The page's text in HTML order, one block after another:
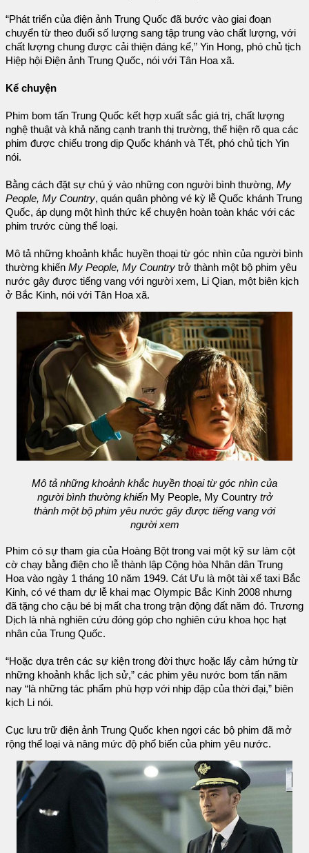
“Phát triển của điện ảnh Trung Quốc đã bước vào giai đoạn
chuyển từ theo đuổi số lượng sang tập trung vào chất lượng, với
chất lượng chung được cải thiện đáng kể,” Yin Hong, phó chủ tịch
Hiệp hội Điện ảnh Trung Quốc, nói với Tân Hoa xã.
Kể chuyện
Phim bom tấn Trung Quốc kết hợp xuất sắc giá trị, chất lượng
nghệ thuật và khả năng cạnh tranh thị trường, thể hiện rõ qua các
phim được chiếu trong dịp Quốc khánh và Tết, phó chủ tịch Yin
nói.
Bằng cách đặt sự chú ý vào những con người bình thường, My
People, My Country, quán quân phòng vé kỳ lễ Quốc khánh Trung
Quốc, áp dụng một hình thức kể chuyện hoàn toàn khác với các
phim trước cùng thể loại.
Mô tả những khoảnh khắc huyền thoại từ góc nhìn của người bình
thường khiến My People, My Country trở thành một bộ phim yêu
nước gây được tiếng vang với người xem, Li Qian, một biên kịch
ở Bắc Kinh, nói với Tân Hoa xã.
Mô tả những khoảnh khắc huyền thoại từ góc nhìn của
người bình thường khiến My People, My Countrytrở
thành một bộ phim yêu nước gây được tiếng vang với
người xem
Phim có sự tham gia của Hoàng Bột trong vai một kỹ sư làm cột
cờ chạy bằng điện cho lễ thành lập Cộng hòa Nhân dân Trung
Hoa vào ngày 1 tháng 10 năm 1949. Cát Ưu là một tài xế taxi Bắc
Kinh, có vé tham dự lễ khai mạc Olympic Bắc Kinh 2008 nhưng
đã tặng cho cậu bé bị mất cha trong trận động đất năm đó. Trương
Dịch là nhà nghiên cứu đóng góp cho nghiên cứu khoa học hạt
nhân của Trung Quốc.
“Hoặc dựa trên các sự kiện trong đời thực hoặc lấy cảm hứng từ
những khoảnh khắc lịch sử,” các phim yêu nước bom tấn năm
nay “là những tác phẩm phù hợp với nhịp đập của thời đại,” biên
kịch Li nói.
Cục lưu trữ điện ảnh Trung Quốc khen ngợi các bộ phim đã mở
rộng thể loại và nâng mức độ phổ biến của phim yêu nước.